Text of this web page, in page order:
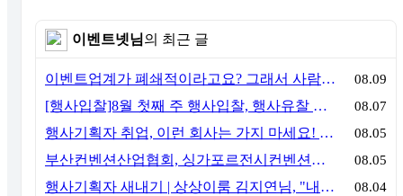
이벤트넷님의 최근 글
이벤트업계가 폐쇄적이라고요? 그래서 사람이 안 옵니다 08.09
[행사입찰]8월 첫째 주 행사입찰, 행사유찰 결과 08.07
행사기획자 취업, 이런 회사는 가지 마세요! 신입이 꼭 알아야 할 5가지 기준[이벤트산업 팩트체크#3] 08.05
부산컨벤션산업협회, 싱가포르전시컨벤션협회(SACEOS)와 업무협약 체결… 아시아 마이스 협력 확대 08.05
행사기획자 새내기 | 상상이룸 김지연님, "내 맘대로, 내 뜻대로 행사를 만든다 08.04